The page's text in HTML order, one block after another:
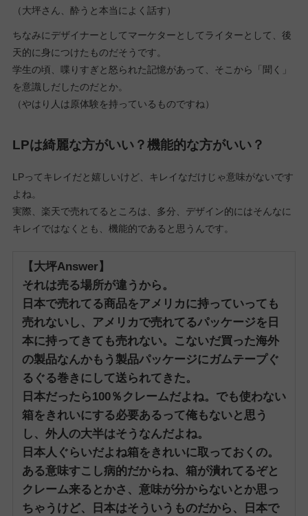
（大坪さん、酔うと本当によく話す）
ちなみにデザイナーとしてマーケターとしてライターとして、後
天的に身につけたものだそうです。
学生の頃、喋りすぎと怒られた記憶があって、そこから「聞く」
を意識しだしたのだとか。
（やはり人は原体験を持っているものですね）
LPは綺麗な方がいい？機能的な方がいい？
LPってキレイだと嬉しいけど、キレイなだけじゃ意味がないです
よね。
実際、楽天で売れてるところは、多分、デザイン的にはそんなに
キレイではなくとも、機能的であると思うんです。
【大坪Answer】
それは売る場所が違うから。
日本で売れてる商品をアメリカに持っていっても
売れないし、アメリカで売れてるパッケージを日
本に持ってきても売れない。
こないだ買った海外
の製品なんかもう製品パッケージにガムテープぐ
るぐる巻きにして送られてきた。
日本だったら100％クレームだよね。 でも使わない
箱をきれいにする必要あるって俺もないと思う
し、外人の大半はそうなんだよね。
日本人ぐらいだよね箱をきれいに取っておくの。
ある意味すこし病的だからね、箱が潰れてるぞと
クレーム来るとかさ、意味が分からないとか思っ
ちゃうけど、日本はそういうものだから、日本で